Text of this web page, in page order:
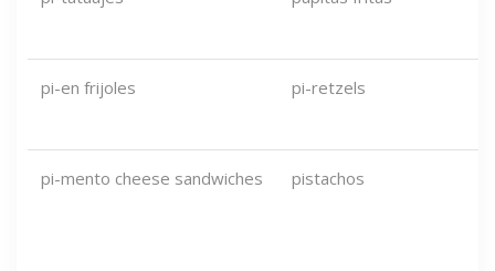
pi-en frijoles pi-retzels
pi-mento cheese sandwiches pistachos